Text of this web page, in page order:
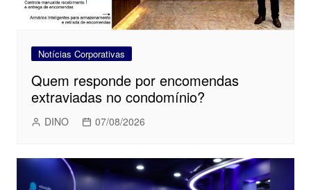
Notícias Corporativas
Quem responde por encomendas
extraviadas no condomínio?
DINO 07/08/2026